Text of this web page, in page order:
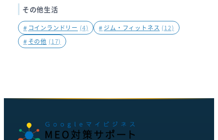
その他生活
# コインランドリー (4) # ジム・フィットネス (12)
# その他 (17)